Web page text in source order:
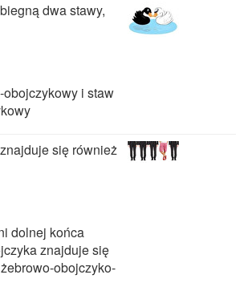
dwa stawy,
i staw
się również
dolnej końca
znajduje się
obojczyko-